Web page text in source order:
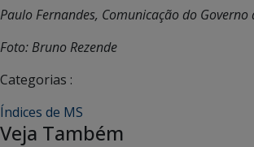
Paulo Fernandes, Comunicação do Governo
Foto: Bruno Rezende
Categorias :
Índices de MS
Veja Também